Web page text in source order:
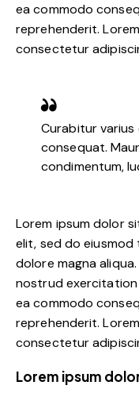
ea commodo
reprehenderit.
consectetur
Curabitur
consequat.
condimentum,
Lorem ipsum dolor
elit, sed do
dolore magna
nostrud exercitation
ea commodo
reprehenderit.
consectetur
Lorem ipsum